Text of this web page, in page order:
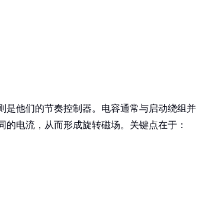
是他们的节奏控制器。电容通常与启动绕组并
电流，从而形成旋转磁场。关键点在于：